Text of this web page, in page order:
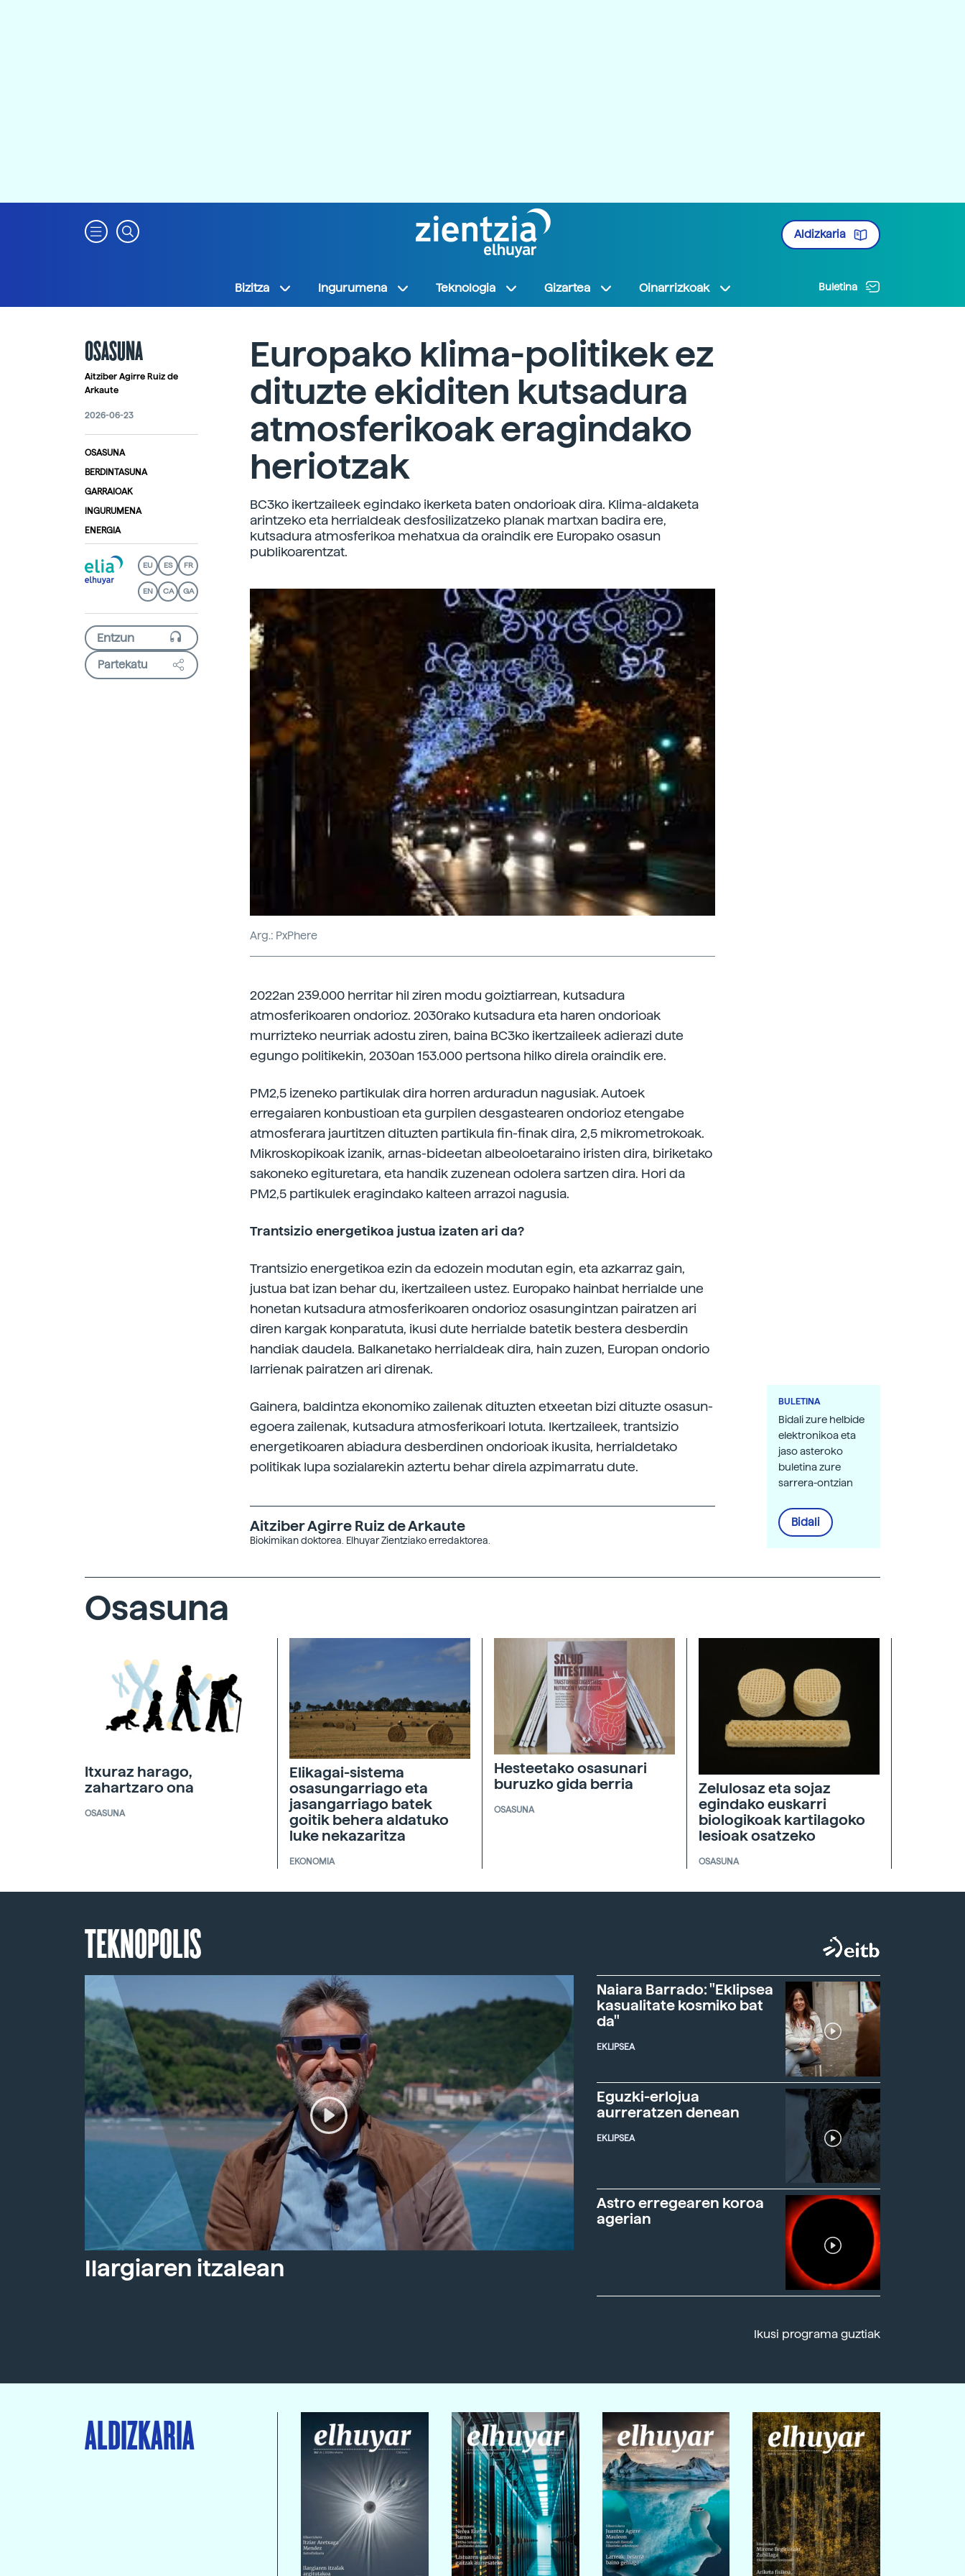
Aldizkaria
Bizitza Ingurumena Teknologia Gizartea Oinarrizkoak Buletina
OSASUNA
Aitziber Agirre Ruiz de
Arkaute
2026-06-23
OSASUNA
BERDINTASUNA
GARRAIOAK
INGURUMENA
ENERGIA
EU ES FR
EN CA GA
Partekatu
Europako klima-politikek ez
dituzte ekiditen kutsadura
atmosferikoak eragindako
heriotzak
BC3ko ikertzaileek egindako ikerketa baten ondorioak dira. Klima-aldaketa
arintzeko eta herrialdeak desfosilizatzeko planak martxan badira ere,
kutsadura atmosferikoa mehatxua da oraindik ere Europako osasun
publikoarentzat.
Arg.: PxPhere
2022an 239.000 herritar hil ziren modu goiztiarrean, kutsadura
atmosferikoaren ondorioz. 2030rako kutsadura eta haren ondorioak
murrizteko neurriak adostu ziren, baina BC3ko ikertzaileek adierazi dute
egungo politikekin, 2030an 153.000 pertsona hilko direla oraindik ere.
PM2,5 izeneko partikulak dira horren arduradun nagusiak. Autoek
erregaiaren konbustioan eta gurpilen desgastearen ondorioz etengabe
atmosferara jaurtitzen dituzten partikula fin-finak dira, 2,5 mikrometrokoak.
Mikroskopikoak izanik, arnas-bideetan albeoloetaraino iristen dira, biriketako
sakoneko egituretara, eta handik zuzenean odolera sartzen dira. Hori da
PM2,5 partikulek eragindako kalteen arrazoi nagusia.
Trantsizio energetikoa justua izaten ari da?
Trantsizio energetikoa ezin da edozein modutan egin, eta azkarraz gain,
justua bat izan behar du, ikertzaileen ustez. Europako hainbat herrialde une
honetan kutsadura atmosferikoaren ondorioz osasungintzan pairatzen ari
diren kargak konparatuta, ikusi dute herrialde batetik bestera desberdin
handiak daudela. Balkanetako herrialdeak dira, hain zuzen, Europan ondorio
larrienak pairatzen ari direnak.
Gainera, baldintza ekonomiko zailenak dituzten etxeetan bizi dituzte osasun-
egoera zailenak, kutsadura atmosferikoari lotuta. Ikertzaileek, trantsizio
energetikoaren abiadura desberdinen ondorioak ikusita, herrialdetako
politikak lupa sozialarekin aztertu behar direla azpimarratu dute.
Aitziber Agirre Ruiz de Arkaute
Biokimikan doktorea. Elhuyar Zientziako erredaktorea.
BULETINA
Bidali zure helbide
elektronikoa eta
jaso asteroko
buletina zure
sarrera-ontzian
Bidali
Osasuna
Itxuraz harago,
zahartzaro ona
OSASUNA
Elikagai-sistema
osasungarriago eta
jasangarriago batek
goitik behera aldatuko
luke nekazaritza
EKONOMIA
Hesteetako osasunari
buruzko gida berria
OSASUNA
Zelulosaz eta sojaz
egindako euskarri
biologikoak kartilagoko
lesioak osatzeko
OSASUNA
TEKNOPOLIS
Ilargiaren itzalean
Naiara Barrado: "Eklipsea
kasualitate kosmiko bat
da"
EKLIPSEA
Eguzki-erlojua
aurreratzen denean
EKLIPSEA
Astro erregearen koroa
agerian
Ikusi programa guztiak
ALDIZKARIA